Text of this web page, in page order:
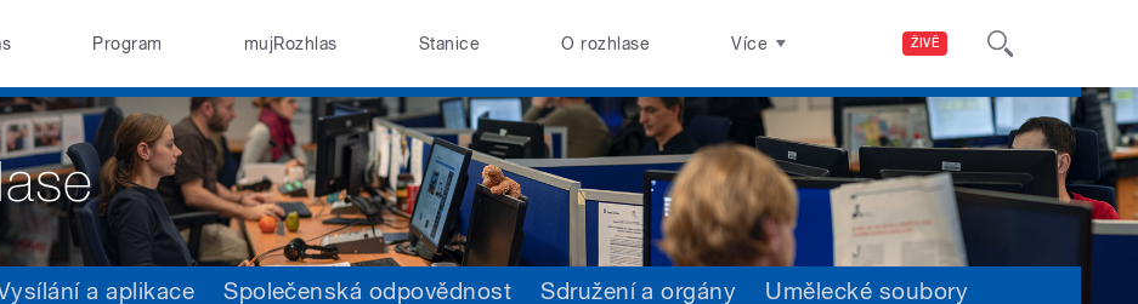
ŽIVĚ
Program mujRozhlas Stanice O rozhlase Více
a aplikace Společenská odpovědnost Sdružení a orgány Umělecké soubory